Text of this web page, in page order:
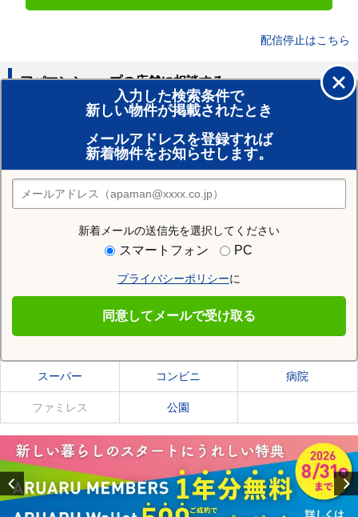
配信停止はこちら
入力した検索条件で
新しい物件が掲載されたとき
メールアドレスを登録すれば
新着物件をお知らせします。
新着メールの送信先を選択してください
スマートフォン PC
プライバシーポリシーに
同意してメールで受け取る
アパマンショップの店舗に相談する
賃貸のプロがお部屋探し！
おまかせ物件リクエスト
住みたい街の店舗を探す
店舗検索
住む街研究所で東花園駅の情報を見る
東花園駅の施設一覧
スーパー コンビニ 病院
ファミレス 公園
Previous